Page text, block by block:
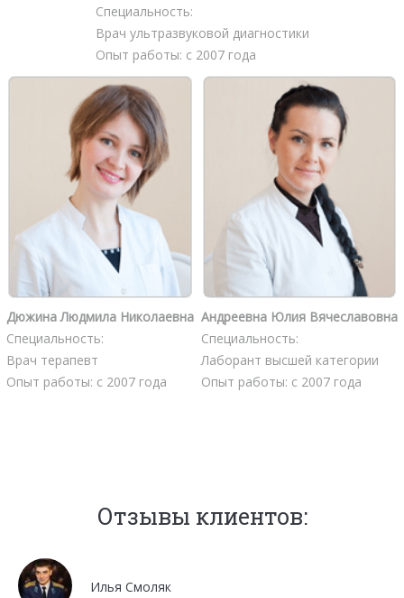
Специальность:
Врач ультразвуковой диагностики
Опыт работы: с 2007 года
Дюжина Людмила Николаевна
Специальность:
Врач терапевт
Опыт работы: с 2007 года
Андреевна Юлия Вячеславовна
Специальность:
Лаборант высшей категории
Опыт работы: с 2007 года
Отзывы клиентов:
Илья Смоляк